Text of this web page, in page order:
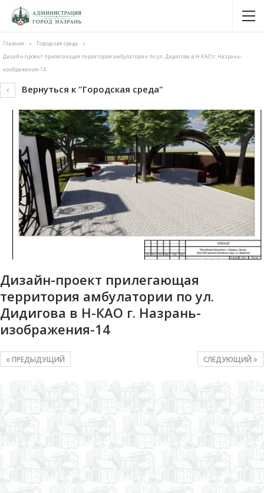
Главная
Городская среда
Дизайн-проект прилегающая территория амбулатории по ул. Дидигова в Н-КАО г. Назрань-
изображения-14
Вернуться к "Городская среда"
Дизайн-проект прилегающая
территория амбулатории по ул.
Дидигова в Н-КАО г. Назрань-
изображения-14
СЛЕДУЮЩИЙ
ПРЕДЫДУЩИЙ